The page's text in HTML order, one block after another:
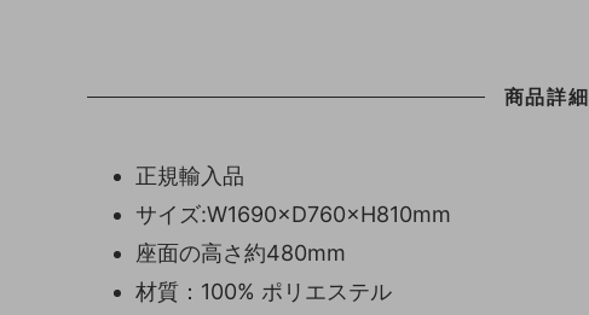
商品詳細
正規輸入品
サイズ:W1690×D760×H810mm
座面の高さ約480mm
材質：100% ポリエステル